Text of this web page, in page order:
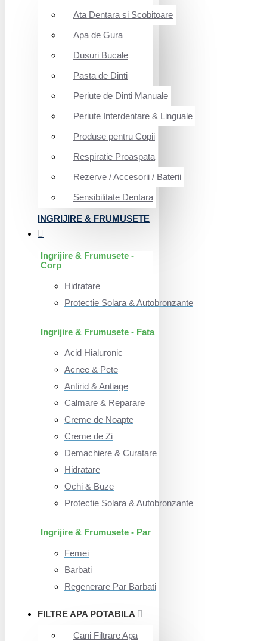
Ata Dentara si Scobitoare
Apa de Gura
Dusuri Bucale
Pasta de Dinti
Periute de Dinti Manuale
Periute Interdentare & Linguale
Produse pentru Copii
Respiratie Proaspata
Rezerve / Accesorii / Baterii
Sensibilitate Dentara
INGRIJIRE & FRUMUSETE
Ingrijire & Frumusete -
Corp
Hidratare
Protectie Solara & Autobronzante
Ingrijire & Frumusete - Fata
Acid Hialuronic
Acnee & Pete
Antirid & Antiage
Calmare & Reparare
Creme de Noapte
Creme de Zi
Demachiere & Curatare
Hidratare
Ochi & Buze
Protectie Solara & Autobronzante
Ingrijire & Frumusete - Par
Femei
Barbati
Regenerare Par Barbati
FILTRE APA POTABILA
Cani Filtrare Apa